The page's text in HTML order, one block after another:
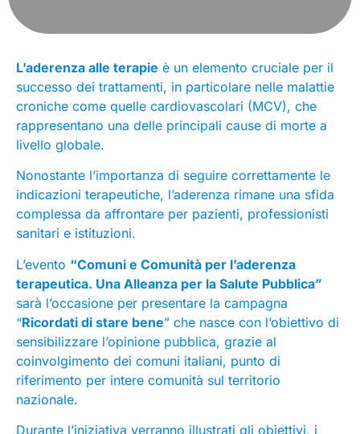
L’aderenza alle terapie è un elemento cruciale per il
successo dei trattamenti, in particolare nelle malattie
croniche come quelle cardiovascolari (MCV), che
rappresentano una delle principali cause di morte a
livello globale.
Nonostante l’importanza di seguire correttamente le
indicazioni terapeutiche, l’aderenza rimane una sfida
complessa da affrontare per pazienti, professionisti
sanitari e istituzioni.
L’evento “Comuni e Comunità per l’aderenza
terapeutica. Una Alleanza per la Salute Pubblica”
sarà l’occasione per presentare la campagna
“Ricordati di stare bene” che nasce con l’obiettivo di
sensibilizzare l’opinione pubblica, grazie al
coinvolgimento dei comuni italiani, punto di
riferimento per intere comunità sul territorio
nazionale.
Durante l’iniziativa verranno illustrati gli obiettivi, i